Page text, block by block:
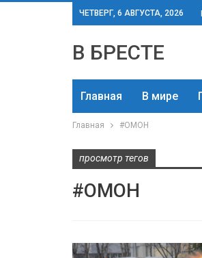
ЧЕТВЕРГ, 6 АВГУСТА, 2026
В БРЕСТЕ
Главная В мире
Главная #ОМОН
просмотр тегов
#ОМОН